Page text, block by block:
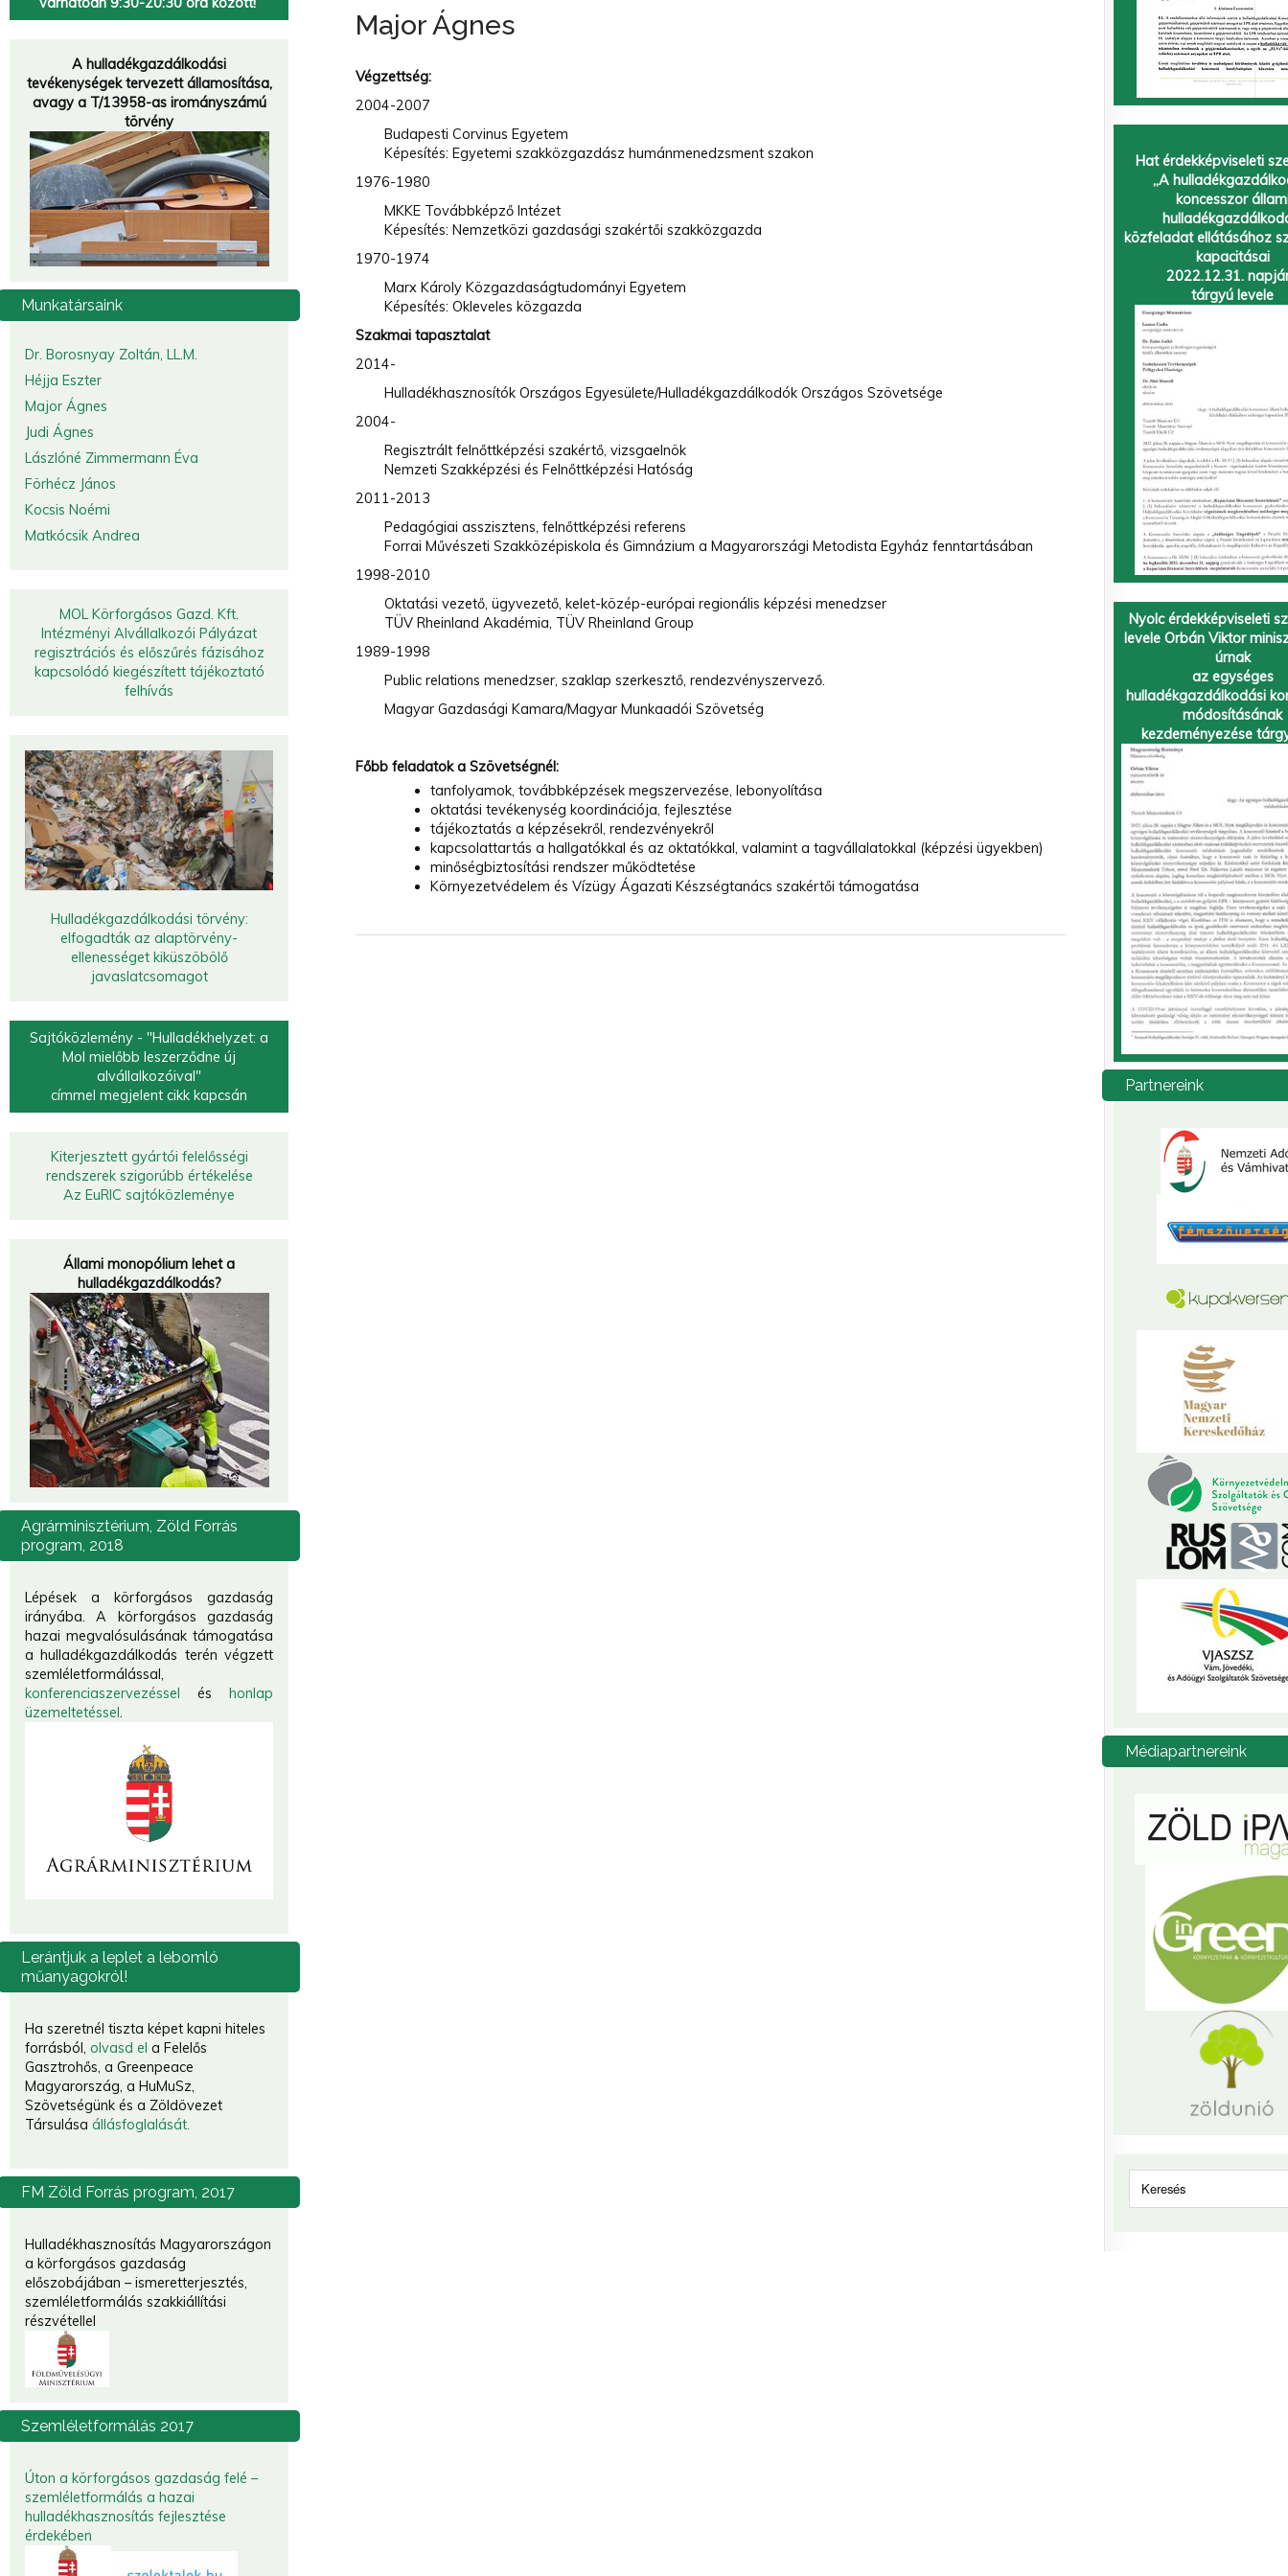
OrszágosSzövetsége
„A múzeumok a múltat őrzik meg, a hulladékfeldolgozók a jövőt.
Major Ágnes
Végzettség:
2004-2007
Budapesti Corvinus Egyetem
Képesítés: Egyetemi szakközgazdász humánmenedzsment szakon
1976-1980
MKKE Továbbképző Intézet
Képesítés: Nemzetközi gazdasági szakértői szakközgazda
1970-1974
Marx Károly Közgazdaságtudományi Egyetem
Képesítés: Okleveles közgazda
Szakmai tapasztalat
2014-
Hulladékhasznosítók Országos Egyesülete/Hulladékgazdálkodók Országos Szövetsége
2004-
Regisztrált felnőttképzési szakértő, vizsgaelnök
Nemzeti Szakképzési és Felnőttképzési Hatóság
2011-2013
Pedagógiai asszisztens, felnőttképzési referens
Forrai Művészeti Szakközépiskola és Gimnázium a Magyarországi Metodista Egyház fenntartásában
1998-2010
Oktatási vezető, ügyvezető, kelet-közép-európai regionális képzési menedzser
TÜV Rheinland Akadémia, TÜV Rheinland Group
1989-1998
Public relations menedzser, szaklap szerkesztő, rendezvényszervező.
Magyar Gazdasági Kamara/Magyar Munkaadói Szövetség
Főbb feladatok a Szövetségnél:
tanfolyamok, továbbképzések megszervezése, lebonyolítása
oktatási tevékenység koordinációja, fejlesztése
tájékoztatás a képzésekről, rendezvényekről
kapcsolattartás a hallgatókkal és az oktatókkal, valamint a tagvállalatokkal (képzési ügyekben)
minőségbiztosítási rendszer működtetése
Környezetvédelem és Vízügy Ágazati Készségtanács szakértői támogatása
A hulladékgazdálkodási
tevékenységek tervezett államosítása,
avagy a T/13958-as irományszámú
törvény
Munkatársaink
Dr. Borosnyay Zoltán, LL.M.
Héjja Eszter
Major Ágnes
Judi Ágnes
Lászlóné Zimmermann Éva
Förhécz János
Kocsis Noémi
Matkócsik Andrea
MOL Körforgásos Gazd. Kft.
Intézményi Alvállalkozói Pályázat
regisztrációs és előszűrés fázisához
kapcsolódó kiegészített tájékoztató
felhívás
Hulladékgazdálkodási törvény:
elfogadták az alaptörvény-
ellenességet kiküszöbölő
javaslatcsomagot
Sajtóközlemény - "Hulladékhelyzet: a
Mol mielőbb leszerződne új
alvállalkozóival"
címmel megjelent cikk kapcsán
Kiterjesztett gyártói felelősségi
rendszerek szigorúbb értékelése
Az EuRIC sajtóközleménye
Állami monopólium lehet a
hulladékgazdálkodás?
Agrárminisztérium, Zöld Forrás
program, 2018
Lépések a körforgásos gazdaság
irányába. A körforgásos gazdaság
hazai megvalósulásának támogatása
a hulladékgazdálkodás terén végzett
szemléletformálással,
konferenciaszervezéssel éshonlap
üzemeltetéssel.
Lerántjuk a leplet a lebomló
műanyagokról!
Ha szeretnél tiszta képet kapni hiteles
forrásból, olvasd el a Felelős
Gasztrohős, a Greenpeace
Magyarország, a HuMuSz,
Szövetségünk és a Zöldövezet
Társulása állásfoglalását.
FM Zöld Forrás program, 2017
Hulladékhasznosítás Magyarországon
a körforgásos gazdaság
előszobájában – ismeretterjesztés,
szemléletformálás szakkiállítási
részvétellel
Szemléletformálás 2017
Úton a körforgásos gazdaság felé –
szemléletformálás a hazai
hulladékhasznosítás fejlesztése
érdekében
Hat érdekképviseleti
„A
koncesszor
közfeladat ellátásához
kapacitásai
2022.12.31.
tárgyú levele
Nyolc érdekképviseleti
levele Orbán Viktor
úrnak
az egységes
hulladékgazdálkodási
módosításának
kezdeményezése
Partnereink
Médiapartnereink